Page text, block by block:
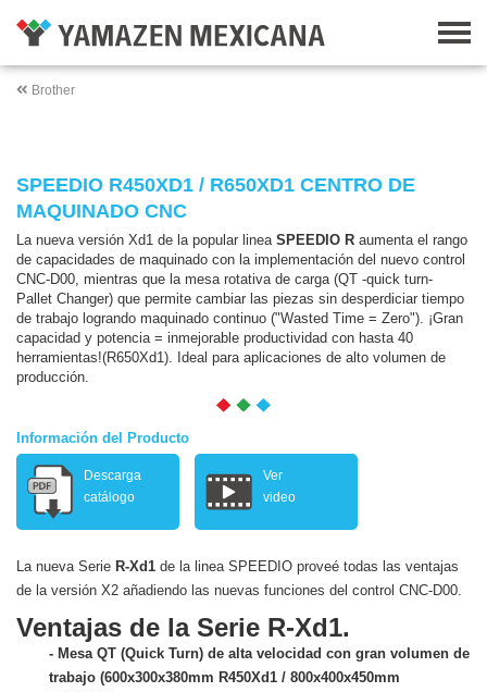
Brother
SPEEDIO R450XD1 / R650XD1 CENTRO DE
MAQUINADO CNC
La nueva versión Xd1 de la popular linea SPEEDIO R aumenta el rango
de capacidades de maquinado con la implementación del nuevo control
CNC-D00, mientras que la mesa rotativa de carga (QT -quick turn-
Pallet Changer) que permite cambiar las piezas sin desperdiciar tiempo
de trabajo logrando maquinado continuo ("Wasted Time = Zero"). ¡Gran
capacidad y potencia = inmejorable productividad con hasta 40
herramientas!(R650Xd1). Ideal para aplicaciones de alto volumen de
producción.
Información del Producto
Descarga
catálogo
Ver
video
La nueva Serie R-Xd1 de la linea SPEEDIO proveé todas las ventajas
de la versión X2 añadiendo las nuevas funciones del control CNC-D00.
Ventajas de la Serie R-Xd1.
- Mesa QT (Quick Turn) de alta velocidad con gran volumen de
trabajo (600x300x380mm R450Xd1 / 800x400x450mm